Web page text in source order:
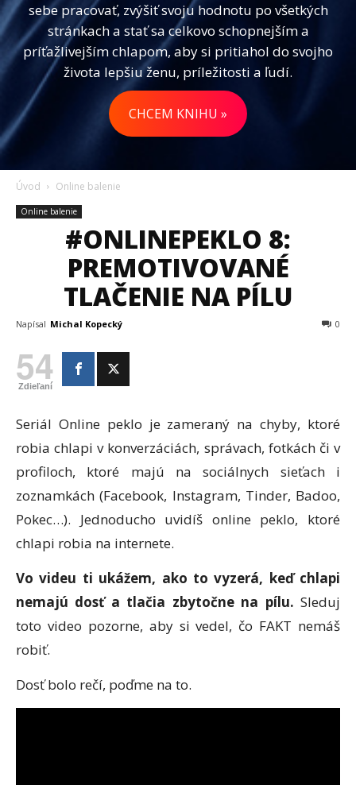
sebe pracovať, zvýšiť svoju hodnotu po všetkých
stránkach a stať sa celkovo schopnejším a
príťažlivejším chlapom, aby si pritiahol do svojho
života lepšiu ženu, príležitosti a ľudí.
CHCEM KNIHU »
Úvod Online balenie
Online balenie
#ONLINEPEKLO 8:
PREMOTIVOVANÉ
TLAČENIE NA PÍLU
Napísal Michal Kopecký 0
54
Zdieľaní
Seriál Online peklo je zameraný na chyby, ktoré
robia chlapi v konverzáciách, správach, fotkách či v
profiloch, ktoré majú na sociálnych sieťach i
zoznamkách (Facebook, Instagram, Tinder, Badoo,
Pokec…). Jednoducho uvidíš online peklo, ktoré
chlapi robia na internete.
Vo videu ti ukážem, ako to vyzerá, keď chlapi
nemajú dosť a tlačia zbytočne na pílu. Sleduj
toto video pozorne, aby si vedel, čo FAKT nemáš
robiť.
Dosť bolo rečí, poďme na to.